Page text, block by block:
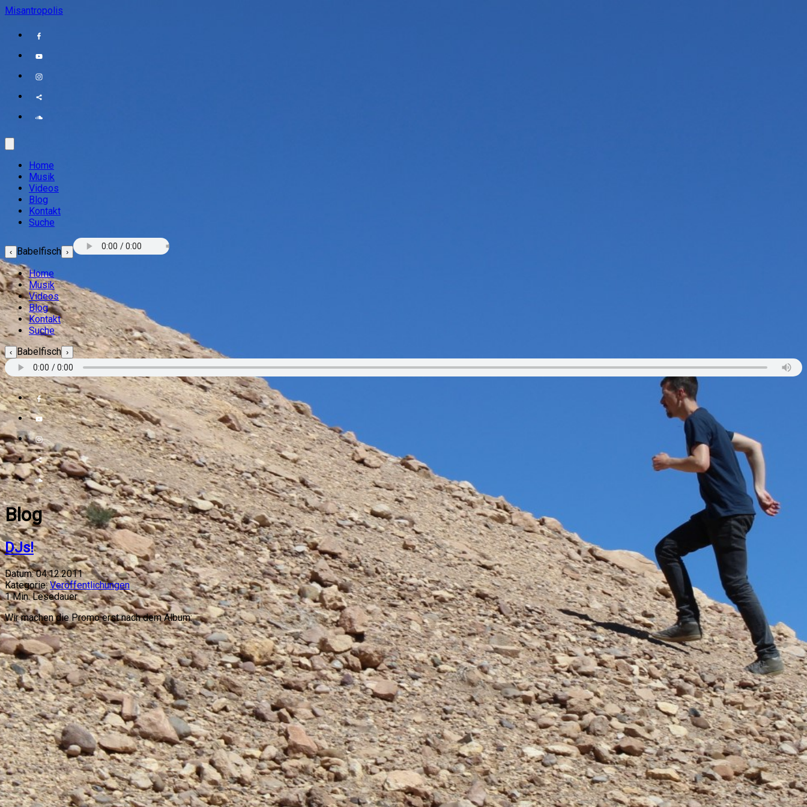
Misantropolis
Home
Musik
Videos
Blog
Kontakt
Suche
‹ Babelfisch ›
Home
Musik
Videos
Blog
Kontakt
Suche
‹ Babelfisch ›
Blog
DJs!
Datum: 04.12.2011
Kategorie: Veröffentlichungen
1Min. Lesedauer
Wir machen die Promo erst nach dem Album: